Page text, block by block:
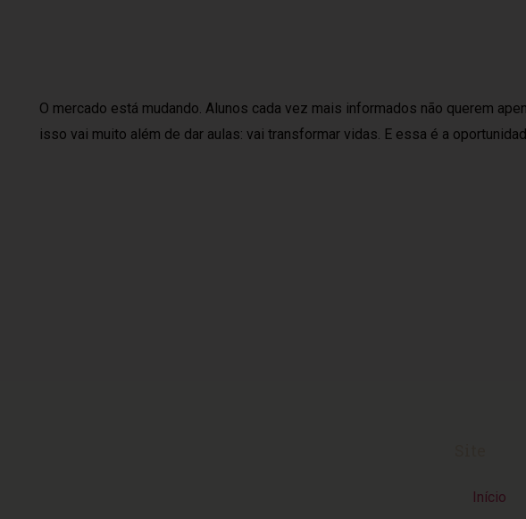
O mercado está mudando. Alunos cada vez mais informados não querem
isso vai muito além de dar aulas: vai transformar vidas. E essa é a
Início